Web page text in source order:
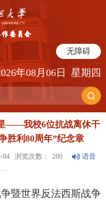
无障碍
年08月06日 星期四
——我校6位抗战离休干
胜利80周年”纪念章
04 浏览次数： 280
语音
暨世界反法西斯战争